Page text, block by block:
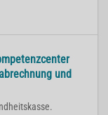
und